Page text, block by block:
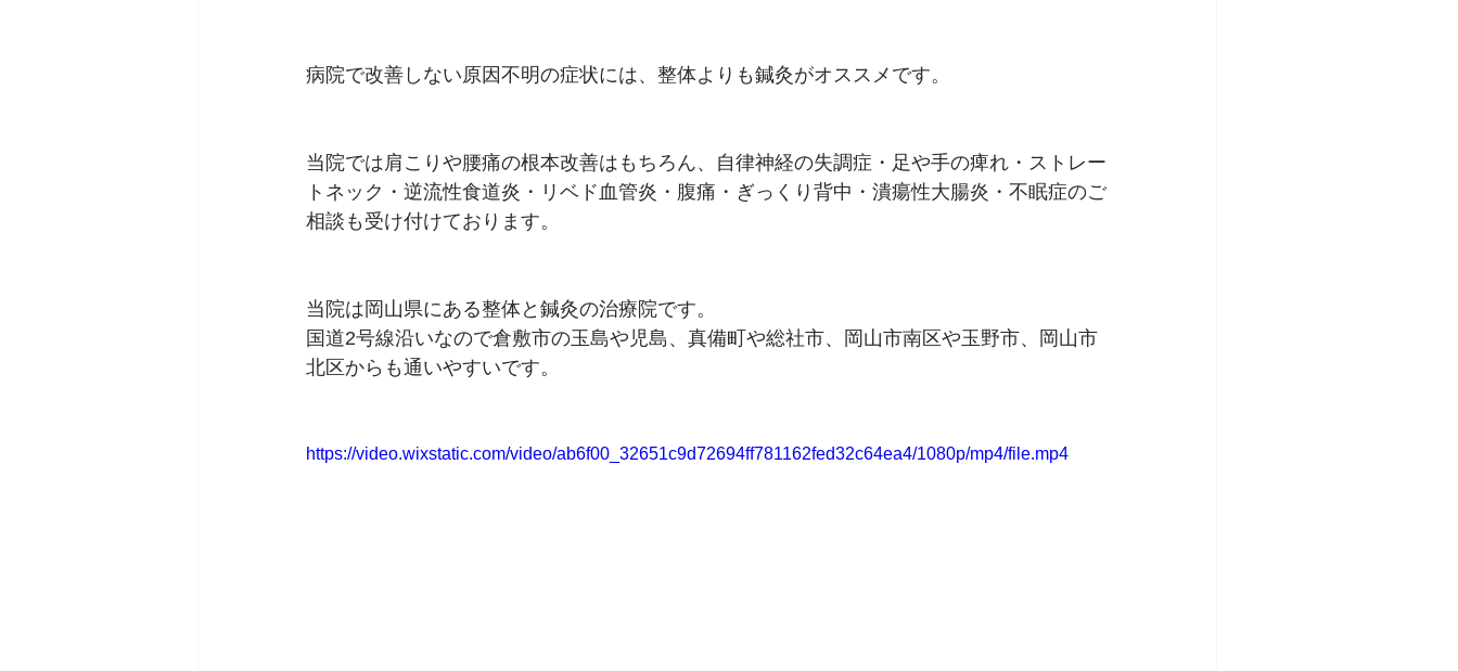
病院で改善しない原因不明の症状には、整体よりも鍼灸がオススメです。
当院では肩こりや腰痛の根本改善はもちろん、自律神経の失調症・足や手の痺れ・ストレー
トネック・逆流性食道炎・リベド血管炎・腹痛・ぎっくり背中・潰瘍性大腸炎・不眠症のご
相談も受け付けております。
当院は岡山県にある整体と鍼灸の治療院です。
国道2号線沿いなので倉敷市の玉島や児島、真備町や総社市、岡山市南区や玉野市、岡山市
北区からも通いやすいです。
https://video.wixstatic.com/video/ab6f00_32651c9d72694ff781162fed32c64ea4/1080p/mp4/file.mp4